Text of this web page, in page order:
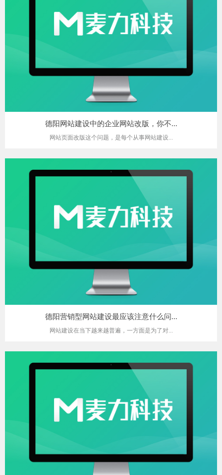
德阳网站建设中的企业网站改版，你不...
网站页面改版这个问题，是每个从事网站建设...
德阳营销型网站建设最应该注意什么问...
网站建设在当下越来越普遍，一方面是为了对...